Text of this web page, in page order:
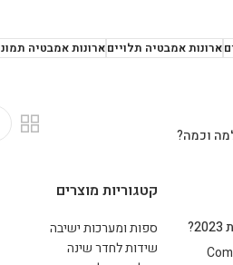
ארונות אמבטיה תלוייםארונות אמבטיה
וכמה?
קטגוריות מוצרים
ספות ומערכות ישיבה
שידות לחדר שינה